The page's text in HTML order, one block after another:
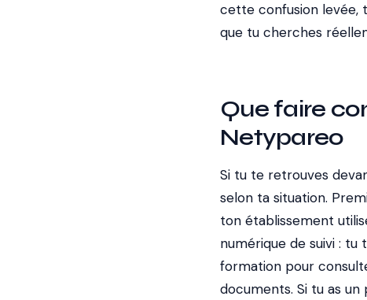
cette confusion levée,
que tu cherches
Que faire
Netypareo
Si tu te retrouves
selon ta situation.
ton établissement
numérique de suivi :
formation pour
documents. Si tu as